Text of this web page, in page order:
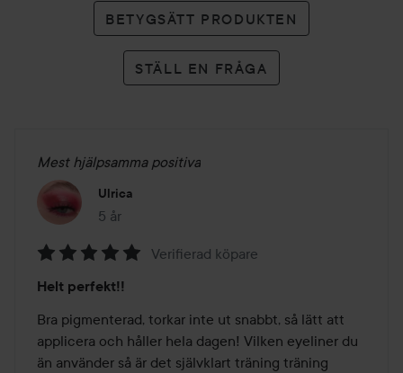
BETYGSÄTT PRODUKTEN
STÄLL EN FRÅGA
Mest hjälpsamma positiva
Ulrica
5 år
Inlägget skapades 5 år
5
av
5
Verifierad köpare
Helt perfekt!!
Bra pigmenterad, torkar inte ut snabbt, så lätt att
applicera och håller hela dagen! Vilken eyeliner du
än använder så är det självklart träning träning